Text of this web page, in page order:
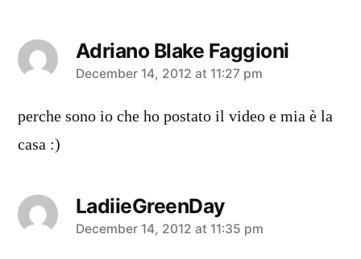
Adriano Blake Faggioni
says:
December 14, 2012 at 11:27 pm
perche sono io che ho postato il video e mia è la
casa :)
LadiieGreenDay
says:
December 14, 2012 at 11:35 pm